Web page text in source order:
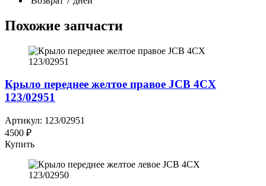
Похожие запчасти
Крыло переднее желтое правое JCB 4CX
123/02951
Артикул: 123/02951
4500 ₽
Купить